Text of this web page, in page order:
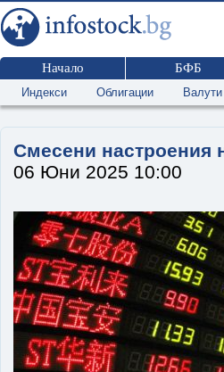
Начало БФБ
Индекси Облигации Валути
Смесени настроения
06 Юни 2025 10:00